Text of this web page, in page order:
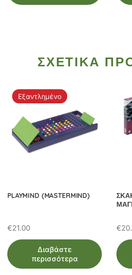
ΣΧΕΤΙΚΑ
Εξαντλημένο
PLAYMIND (MASTERMIND)
€21.00
Διαβάστε
περισσότερα
€